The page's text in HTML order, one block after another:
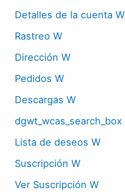
Detalles de la cuenta W
Rastreo W
Dirección W
Pedidos W
Descargas W
dgwt_wcas_search_box
Lista de deseos W
Suscripción W
Ver Suscripción W